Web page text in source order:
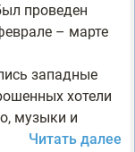
проведен
– марте
западные
хотели
музыки и
Читать далее